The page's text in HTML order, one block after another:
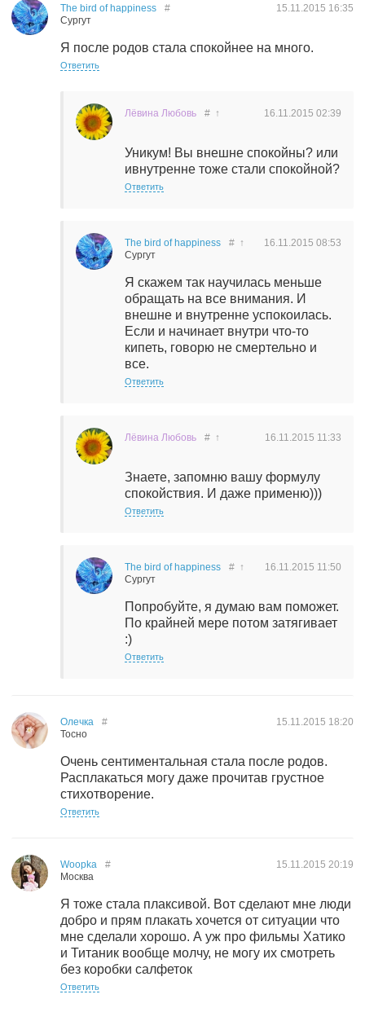
The bird of happiness
Сургут
15.11.2015 16:35
#
Я после родов стала спокойнее на много.
Ответить
Лёвина Любовь 16.11.2015 02:39
# ↑
Уникум! Вы внешне спокойны? или
ивнутренне тоже стали спокойной?
Ответить
The bird of happiness
Сургут
16.11.2015 08:53
# ↑
Я скажем так научилась меньше
обращать на все внимания. И
внешне и внутренне успокоилась.
Если и начинает внутри что-то
кипеть, говорю не смертельно и
все.
Ответить
Лёвина Любовь 16.11.2015 11:33
# ↑
Знаете, запомню вашу формулу
спокойствия. И даже применю)))
Ответить
The bird of happiness
Сургут
16.11.2015 11:50
# ↑
Попробуйте, я думаю вам поможет.
По крайней мере потом затягивает
:)
Ответить
Олечка
Тосно
15.11.2015 18:20
#
Очень сентиментальная стала после родов.
Расплакаться могу даже прочитав грустное
стихотворение.
Ответить
Woopka
Москва
15.11.2015 20:19
#
Я тоже стала плаксивой. Вот сделают мне люди
добро и прям плакать хочется от ситуации что
мне сделали хорошо. А уж про фильмы Хатико
и Титаник вообще молчу, не могу их смотреть
без коробки салфеток
Ответить